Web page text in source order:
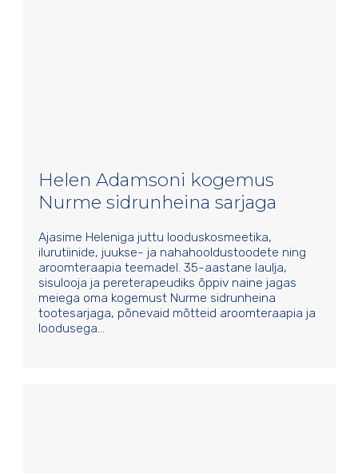
Helen Adamsoni kogemus
Nurme sidrunheina sarjaga
Ajasime Heleniga juttu looduskosmeetika,
ilurutiinide, juukse- ja nahahooldustoodete ning
aroomteraapia teemadel. 35-aastane laulja,
sisulooja ja pereterapeudiks õppiv naine jagas
meiega oma kogemust Nurme sidrunheina
tootesarjaga, põnevaid mõtteid aroomteraapia ja
loodusega…